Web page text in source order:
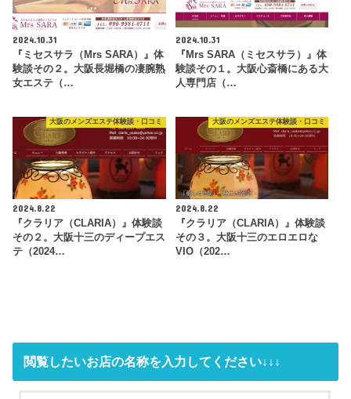
2024.10.31
『ミセスサラ（Mrs SARA）』体
験談その２。大阪長堀橋の凄腕熟
女エステ（…
2024.10.31
『Mrs SARA（ミセスサラ）』体
験談その１。大阪心斎橋にある大
人専門店（…
大阪のメンズエステ体験談・口コミ
2024.8.22
『クラリア（CLARIA）』体験談
その２。大阪十三のディープエス
テ（2024…
大阪のメンズエステ体験談・口コミ
2024.8.22
『クラリア（CLARIA）』体験談
その３。大阪十三のエロエロな
VIO（202…
閲覧したいお店の名称を入力してください↓↓↓